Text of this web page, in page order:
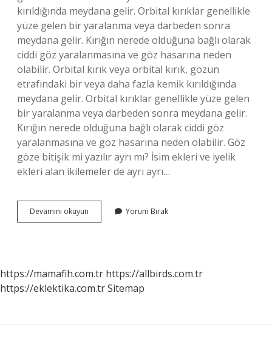
kırıldığında meydana gelir. Orbital kırıklar genellikle
yüze gelen bir yaralanma veya darbeden sonra
meydana gelir. Kırığın nerede olduğuna bağlı olarak
ciddi göz yaralanmasına ve göz hasarına neden
olabilir. Orbital kırık veya orbital kırık, gözün
etrafındaki bir veya daha fazla kemik kırıldığında
meydana gelir. Orbital kırıklar genellikle yüze gelen
bir yaralanma veya darbeden sonra meydana gelir.
Kırığın nerede olduğuna bağlı olarak ciddi göz
yaralanmasına ve göz hasarına neden olabilir. Göz
göze bitişik mi yazılır ayrı mı? İsim ekleri ve iyelik
ekleri alan ikilemeler de ayrı ayrı…
Devamını okuyun
Yuvarı
Yorum Bırak
https://mamafih.com.tr https://allbirds.com.tr
https://eklektika.com.trSitemap